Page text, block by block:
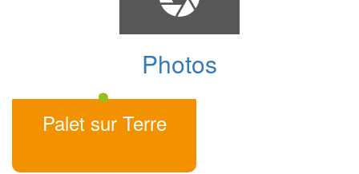
Photos
Palet sur Terre